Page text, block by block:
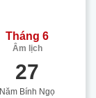
Tháng 6
Âm lịch
27
Năm Bính Ngọ